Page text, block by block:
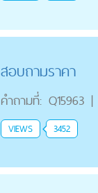
สอบถามราคา
คำถามที่: Q15963 |
VIEWS 3452